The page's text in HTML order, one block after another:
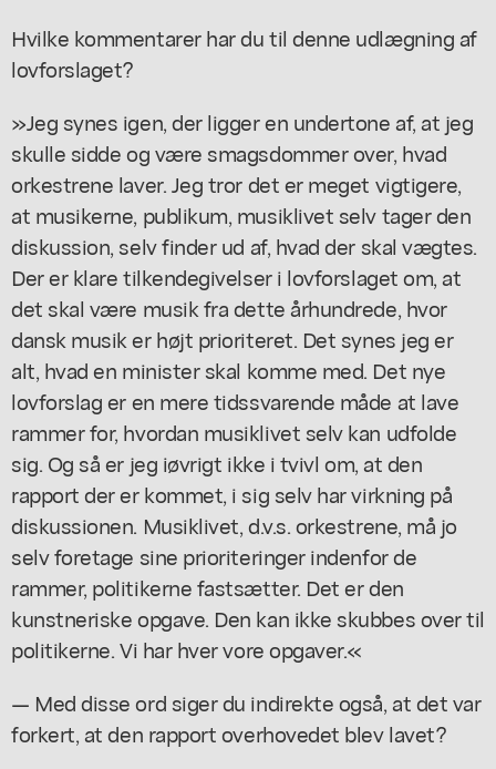
Hvilke kommentarer har du til denne udlægning af
lovforslaget?
»Jeg synes igen, der ligger en undertone af, at jeg
skulle sidde og være smagsdommer over, hvad
orkestrene laver. Jeg tror det er meget vigtigere,
at musikerne, publikum, musiklivet selv tager den
diskussion, selv finder ud af, hvad der skal vægtes.
Der er klare tilkendegivelser i lovforslaget om, at
det skal være musik fra dette århundrede, hvor
dansk musik er højt prioriteret. Det synes jeg er
alt, hvad en minister skal komme med. Det nye
lovforslag er en mere tidssvarende måde at lave
rammer for, hvordan musiklivet selv kan udfolde
sig. Og så er jeg iøvrigt ikke i tvivl om, at den
rapport der er kommet, i sig selv har virkning på
diskussionen. Musiklivet, d.v.s. orkestrene, må jo
selv foretage sine prioriteringer indenfor de
rammer, politikerne fastsætter. Det er den
kunstneriske opgave. Den kan ikke skubbes over til
politikerne. Vi har hver vore opgaver.«
— Med disse ord siger du indirekte også, at det var
forkert, at den rapport overhovedet blev lavet?